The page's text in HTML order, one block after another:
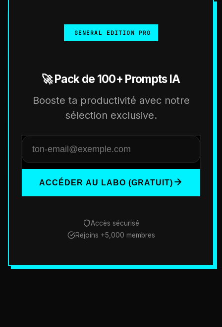
GENERAL EDITION PRO
🚀 Pack de 100+ Prompts IA
Booste ta productivité avec notre
sélection exclusive.
ACCÉDER AU LABO (GRATUIT)
Accès sécurisé
Rejoins +5,000 membres